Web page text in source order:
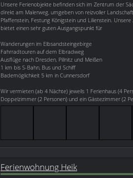
Unsere Ferienobjekte befinden sich im Zentrum der
direkt am Malerweg, umgeben von reizvoller
Pfaffenstein, Festung Königstein und Lilienstein.
bietet einen sehr guten Ausgangspunkt für
Wanderungen im Elbsandsteingebirge
Fahrradtouren auf dem Elbradweg
Ausflüge nach Dresden, Pillnitz und Meißen
1 km bis S-Bahn, Bus und Schiff
Bademöglichkeit 5 km in Cunnersdorf
Wir vermieten (ab 4 Nächte) jeweils 1 Ferienhaus (4
Doppelzimmer (2 Personen) und ein Gästezimmer (2
Ferienwohnung Heik